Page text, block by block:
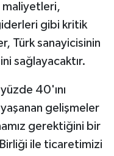
maliyetleri,
gibi kritik
Türk sanayicisinin
sağlayacaktır.
40'ını
gelişmeler
gerektiğini bir
ile ticaretimizi